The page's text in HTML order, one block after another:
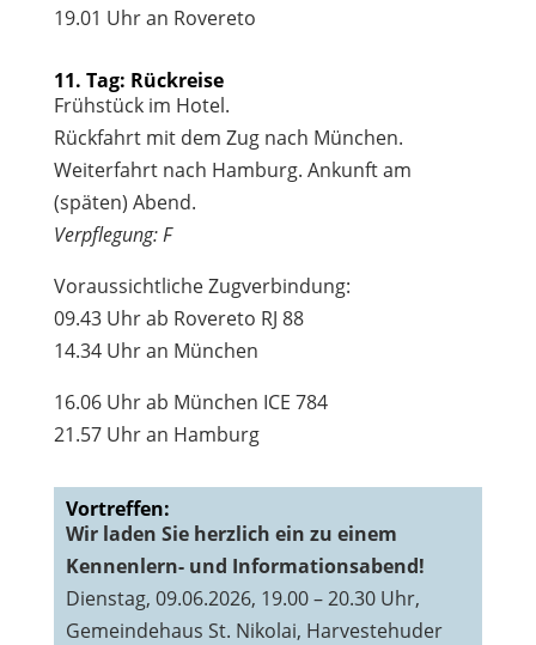
19.01 Uhr an Rovereto
11. Tag: Rückreise
Frühstück im Hotel.
Rückfahrt mit dem Zug nach München.
Weiterfahrt nach Hamburg. Ankunft am
(späten) Abend.
Verpflegung: F
Voraussichtliche Zugverbindung:
09.43 Uhr ab Rovereto RJ 88
14.34 Uhr an München
16.06 Uhr ab München ICE 784
21.57 Uhr an Hamburg
Vortreffen:
Wir laden Sie herzlich ein zu einem
Kennenlern- und Informationsabend!
Dienstag, 09.06.2026, 19.00 – 20.30 Uhr,
Gemeindehaus St. Nikolai, Harvestehuder